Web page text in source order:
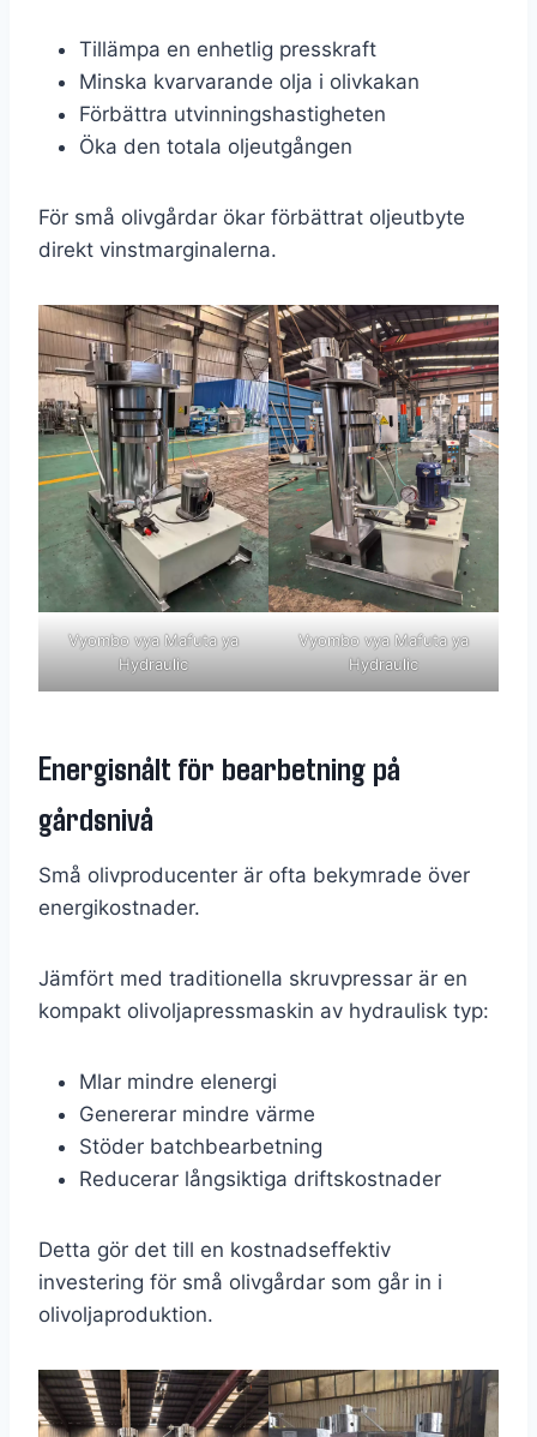
Tillämpa en enhetlig presskraft
Minska kvarvarande olja i olivkakan
Förbättra utvinningshastigheten
Öka den totala oljeutgången
För små olivgårdar ökar förbättrat oljeutbyte
direkt vinstmarginalerna.
Vyombo vya Mafuta ya
Hydraulic
Vyombo vya Mafuta ya
Hydraulic
Energisnålt för bearbetning på
gårdsnivå
Små olivproducenter är ofta bekymrade över
energikostnader.
Jämfört med traditionella skruvpressar är en
kompakt olivoljapressmaskin av hydraulisk typ:
Mlar mindre elenergi
Genererar mindre värme
Stöder batchbearbetning
Reducerar långsiktiga driftskostnader
Detta gör det till en kostnadseffektiv
investering för små olivgårdar som går in i
olivoljaproduktion.